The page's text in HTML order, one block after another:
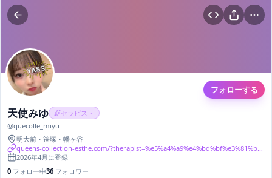
フォローする
天使みゆ
セラピスト
@quecolle_miyu
明大前・笹塚・幡ヶ谷
queens-collection-esthe.com/?therapist=%e5%a4%a9%e4%bd%bf%e3%81%bf%e3%82%86
2026年4月 に登録
0 フォロー中36 フォロワー